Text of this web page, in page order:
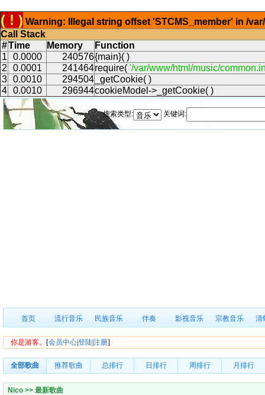
( ! ) Warning: Illegal string offset 'STCMS_member' in /
Call Stack
#Time Memory
Function
1
0.0000 240576{main}( )
2
0.0001 241464require( '/var/www/html/music/
3
0.0010 294504 _getCookie( )
4
0.0010 296944cookieModel->_getCookie( )
搜索类型: 关键词:
首页 流行音乐 民族音乐 伴奏 影视音乐 宗教音乐 清
你是游客。 [会员中心登陆注册]
全部歌曲 推荐歌曲 总排行 日排行 周排行 月排行
Nico >> 最新歌曲